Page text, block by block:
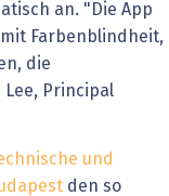
an. "Die App
Farbenblindheit,
die
Lee, Principal
und
den so